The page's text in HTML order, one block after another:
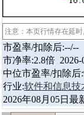
注意：本页行情存在延
市盈率/扣除后:--/--
市净率:2.8倍 2026-
中位市盈率/扣除后
行业:软件和信息技
2026年08月05日最